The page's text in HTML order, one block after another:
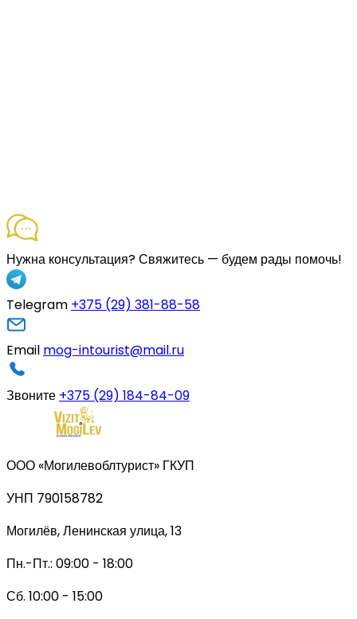
Нужна консультация?Свяжитесь — будем рады помочь!
Telegram +375 (29) 381-88-58
Email mog-intourist@mail.ru
Звоните +375 (29) 184-84-09
ООО «Могилевоблтурист» ГКУП
УНП 790158782
Могилёв, Ленинская улица, 13
Пн.-Пт.: 09:00 - 18:00
Сб. 10:00 - 15:00